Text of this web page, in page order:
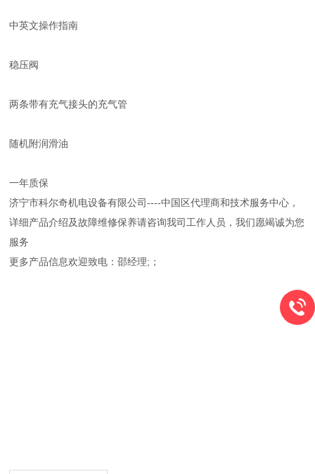
中英文操作指南
稳压阀
两条带有充气接头的充气管
随机附润滑油
一年质保
济宁市科尔奇机电设备有限公司----中国区代理商和技术服务中心，
详细产品介绍及故障维修保养请咨询我司工作人员，我们愿竭诚为您
服务
更多产品信息欢迎致电：邵经理;；